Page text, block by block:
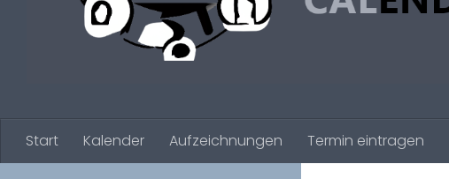
Start Kalender Aufzeichnungen Termin eintragen